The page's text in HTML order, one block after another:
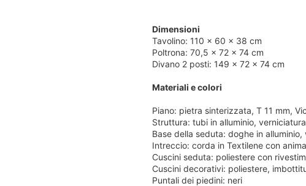
Dimensioni
Tavolino: 110 × 60 × 38 cm
Poltrona: 70,5 × 72 × 74 cm
Divano 2 posti: 149 × 72 × 74 cm
Materiali e colori
Piano: pietra sinterizzata, T 11 mm,
Struttura: tubi in alluminio,
Base della seduta: doghe in
Intreccio: corda in Textilene con
Cuscini seduta: poliestere con
Cuscini decorativi: poliestere,
Puntali dei piedini: neri